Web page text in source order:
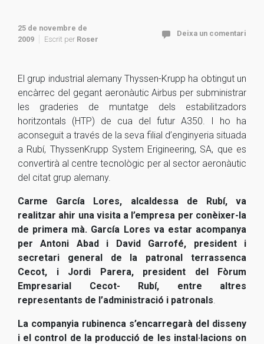
25 de novembre de
2009
Escrit per Roser
Deixa un comentari
El grup industrial alemany Thyssen-Krupp ha obtingut un
encàrrec del gegant aeronàutic Airbus per subministrar
les graderies de muntatge dels estabilitzadors
horitzontals (HTP) de cua del futur A350. I ho ha
aconseguit a través de la seva filial d’enginyeria situada
a Rubí, ThyssenKrupp System Erigineering, SA, que es
convertirà al centre tecnològic per al sector aeronàutic
del citat grup alemany.
Carme García Lores, alcaldessa de Rubí, va
realitzar ahir una visita a l’empresa per conèixer-la
de primera mà. García Lores va estar acompanya
per Antoni Abad i David Garrofé, president i
secretari general de la patronal terrassenca
Cecot, i Jordi Parera, president del Fòrum
Empresarial Cecot- Rubí, entre altres
representants de l’administració i patronals.
La companyia rubinenca s’encarregarà del disseny
i el control de la producció de les instal·lacions on